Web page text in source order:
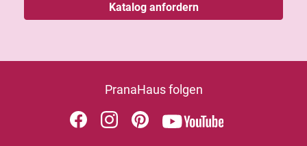
Katalog anfordern
PranaHaus folgen